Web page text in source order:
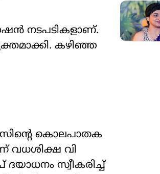
നടപടികളാണ്.
കഴിഞ്ഞ
കൊ​ല​പാ​ത​ക​
വ​ധ​ശി​ക്ഷ വി​
സ്വീകരിച്ച്